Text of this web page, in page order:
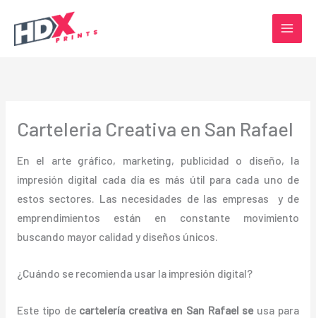
contenido
Carteleria Creativa en San Rafael
En el arte gráfico, marketing, publicidad o diseño, la
impresión digital cada día es más útil para cada uno de
estos sectores. Las necesidades de las empresas y de
emprendimientos están en constante movimiento
buscando mayor calidad y diseños únicos.
¿Cuándo se recomienda usar la impresión digital?
Este tipo de cartelería creativa en San Rafael seusa para